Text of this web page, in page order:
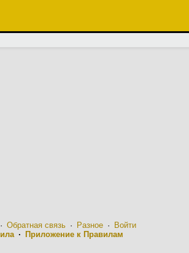
Обратная связь· Разное·
Войти
· Приложение к Правилам